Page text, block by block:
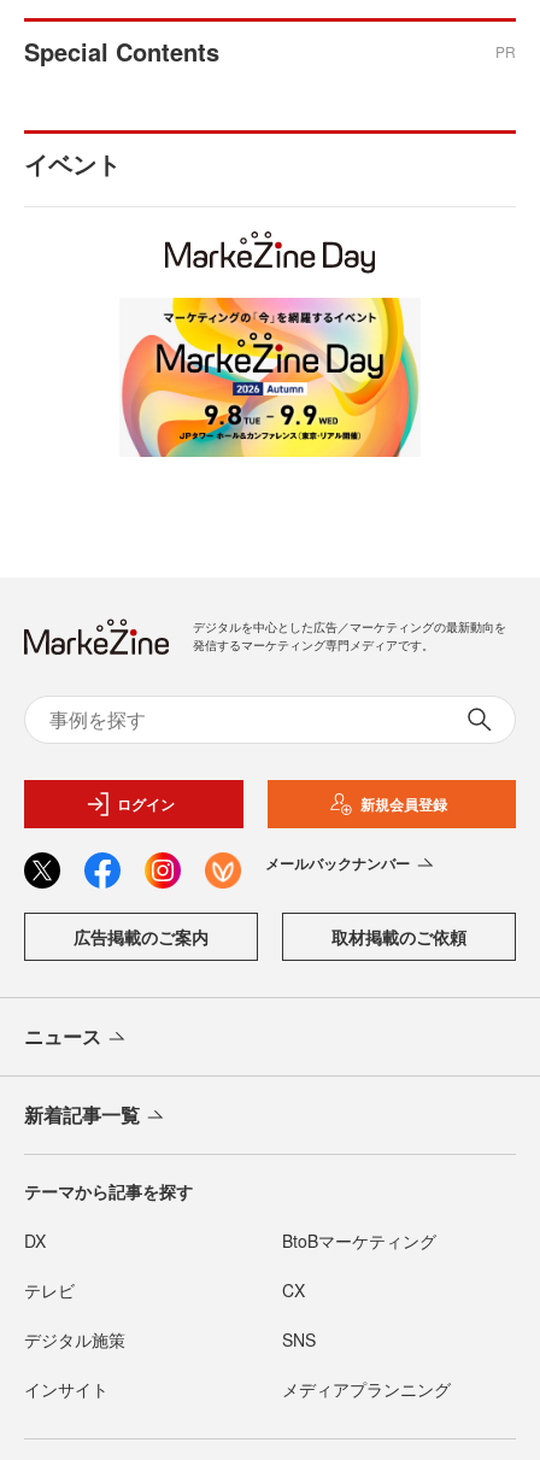
Special Contents PR
イベント
デジタルを中心とした広告／マーケティングの最新動向を
発信するマーケティング専門メディアです。
ログイン 新規会員登録
メールバックナンバー
広告掲載のご案内 取材掲載のご依頼
ニュース
新着記事一覧
テーマから記事を探す
DX BtoBマーケティング
テレビ CX
デジタル施策 SNS
インサイト メディアプランニング